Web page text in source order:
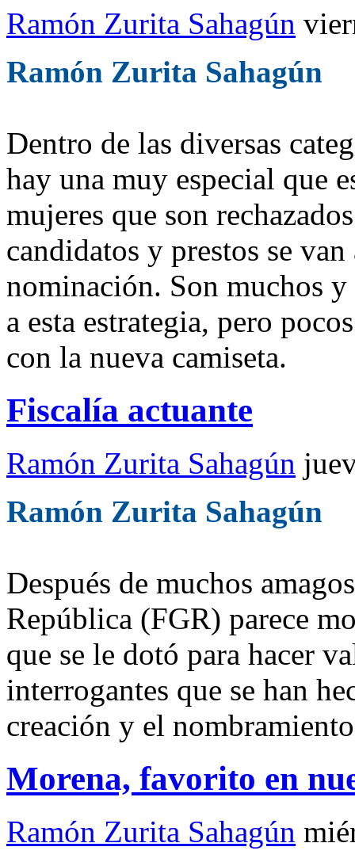
Ramón Zurita Sahagún
Ramón Zurita Sahagún
Dentro de las diversas
hay una muy especial que
mujeres que son
candidatos y prestos se
nominación. Son muchos
a esta estrategia, pero
con la nueva camiseta.
Fiscalía actuante
Ramón Zurita Sahagún
Ramón Zurita Sahagún
Después de muchos
República (FGR) parece
que se le dotó para hacer
interrogantes que se han
creación y el
Morena, favorito en
Ramón Zurita Sahagún